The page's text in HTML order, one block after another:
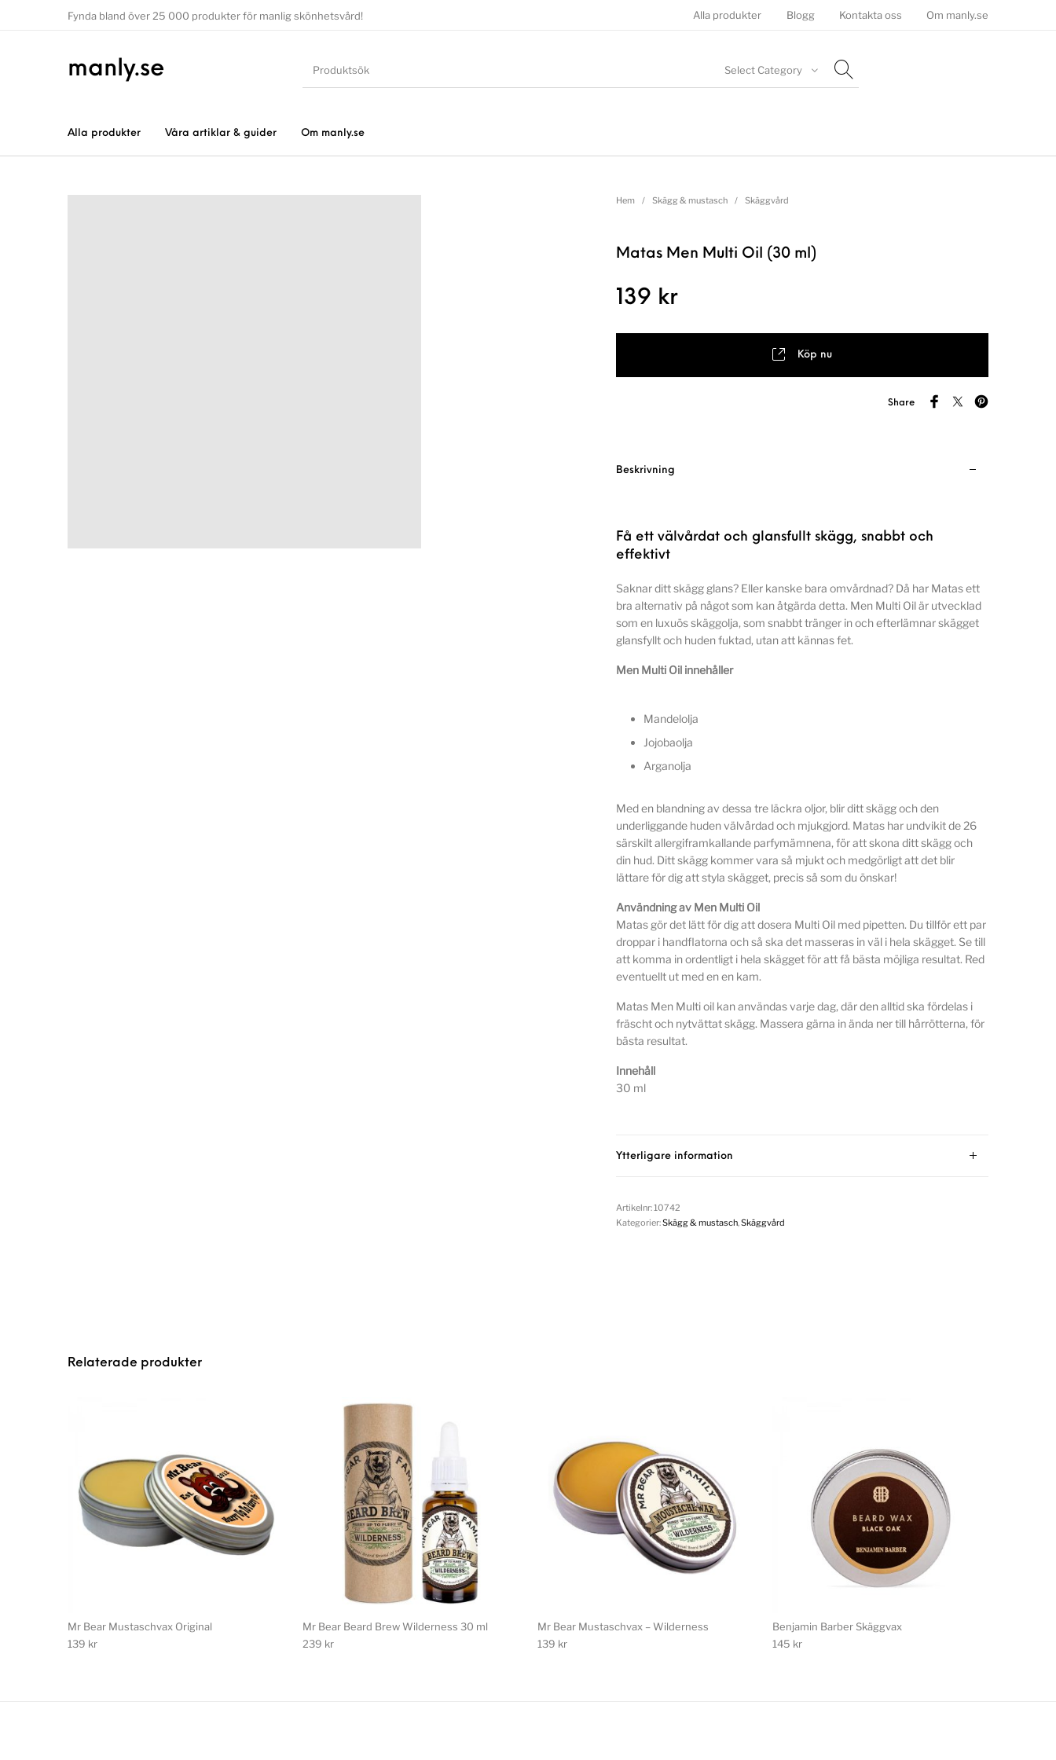
Fynda bland över 25 000 produkter för manlig skönhetsvård! Alla produkter Blogg Kontakta oss Om manly.se
manly.se Select Category
Alla produkter Våra artiklar & guider Om manly.se
Hem / Skägg & mustasch / Skäggvård
Matas Men Multi Oil (30 ml)
139 kr
Köp nu
Share
Beskrivning
Få ett välvårdat och glansfullt skägg, snabbt och
effektivt
Saknar ditt skägg glans? Eller kanske bara omvårdnad? Då har Matas ett
bra alternativ på något som kan åtgärda detta. Men Multi Oil är utvecklad
som en luxuös skäggolja, som snabbt tränger in och efterlämnar skägget
glansfyllt och huden fuktad, utan att kännas fet.
Men Multi Oil innehåller
Mandelolja
Jojobaolja
Arganolja
Med en blandning av dessa tre läckra oljor, blir ditt skägg och den
underliggande huden välvårdad och mjukgjord. Matas har undvikit de 26
särskilt allergiframkallande parfymämnena, för att skona ditt skägg och
din hud. Ditt skägg kommer vara så mjukt och medgörligt att det blir
lättare för dig att styla skägget, precis så som du önskar!
Användning av Men Multi Oil
Matas gör det lätt för dig att dosera Multi Oil med pipetten. Du tillför ett par
droppar i handflatorna och så ska det masseras in väl i hela skägget. Se till
att komma in ordentligt i hela skägget för att få bästa möjliga resultat. Red
eventuellt ut med en en kam.
Matas Men Multi oil kan användas varje dag, där den alltid ska fördelas i
fräscht och nytvättat skägg. Massera gärna in ända ner till hårrötterna, för
bästa resultat.
Innehåll
30 ml
Ytterligare information
Artikelnr:10742
Kategorier:Skägg & mustasch, Skäggvård
Relaterade produkter
Mr Bear Mustaschvax Original
139 kr
Mr Bear Beard Brew Wilderness 30 ml
239 kr
Mr Bear Mustaschvax – Wilderness
139 kr
Benjamin Barber Skäggvax
145 kr